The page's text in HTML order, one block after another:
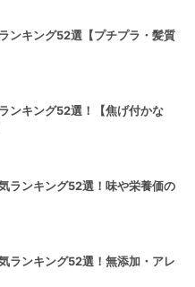
ンキング52選【プチプラ・髪質
ンキング52選！【焦げ付かな
ランキング52選！味や栄養価の
ランキング52選！無添加・アレ